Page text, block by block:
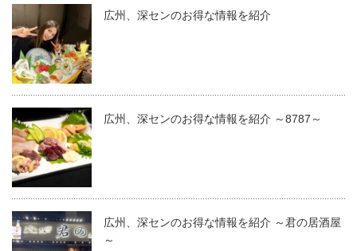
広州、深センのお得な情報を紹介
広州、深センのお得な情報を紹介 ～8787～
広州、深センのお得な情報を紹介 ～君の居酒屋
～